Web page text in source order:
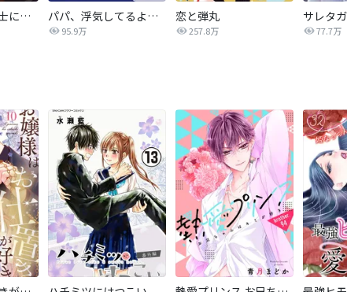
悪女は仮面の騎士に騙されない パパ、浮気してるよ？娘と二人でクズ夫を捨てます【分冊版】
95.9万
恋と弾丸
257.8万 77.7万